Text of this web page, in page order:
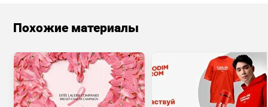
Похожие материалы